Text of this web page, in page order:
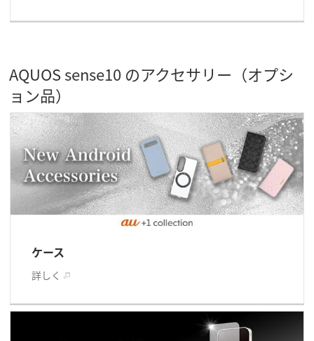
AQUOS sense10 のアクセサリー（オプシ
ョン品）
ケース
詳しく